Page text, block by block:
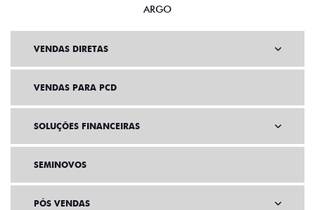
ARGO
VENDAS DIRETAS
VENDAS PARA PCD
SOLUÇÕES FINANCEIRAS
SEMINOVOS
PÓS VENDAS